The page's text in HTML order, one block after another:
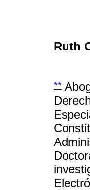
Ruth
**